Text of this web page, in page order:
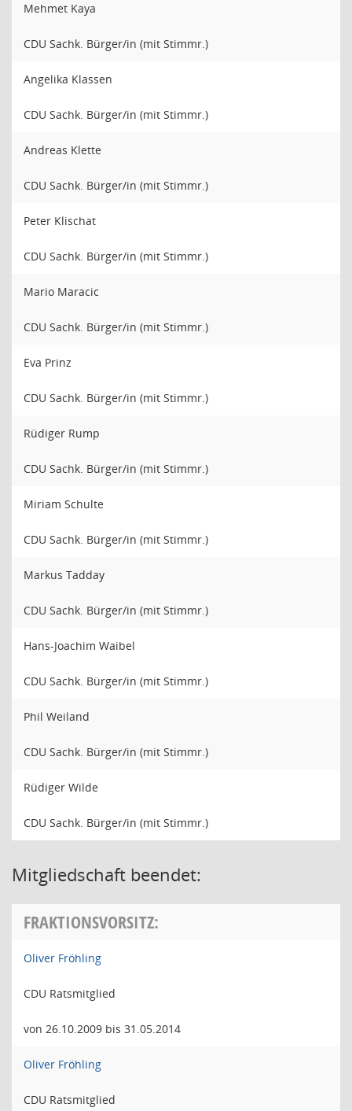
Mehmet Kaya
CDU Sachk. Bürger/in (mit Stimmr.)
Angelika Klassen
CDU Sachk. Bürger/in (mit Stimmr.)
Andreas Klette
CDU Sachk. Bürger/in (mit Stimmr.)
Peter Klischat
CDU Sachk. Bürger/in (mit Stimmr.)
Mario Maracic
CDU Sachk. Bürger/in (mit Stimmr.)
Eva Prinz
CDU Sachk. Bürger/in (mit Stimmr.)
Rüdiger Rump
CDU Sachk. Bürger/in (mit Stimmr.)
Miriam Schulte
CDU Sachk. Bürger/in (mit Stimmr.)
Markus Tadday
CDU Sachk. Bürger/in (mit Stimmr.)
Hans-Joachim Waibel
CDU Sachk. Bürger/in (mit Stimmr.)
Phil Weiland
CDU Sachk. Bürger/in (mit Stimmr.)
Rüdiger Wilde
CDU Sachk. Bürger/in (mit Stimmr.)
Mitgliedschaft beendet:
FRAKTIONSVORSITZ:
Oliver Fröhling
CDU Ratsmitglied
von 26.10.2009 bis 31.05.2014
Oliver Fröhling
CDU Ratsmitglied